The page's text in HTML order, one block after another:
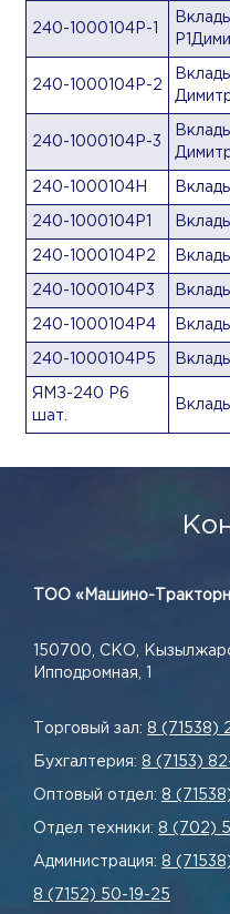
240-1000104Р-1
240-1000104Р-2
240-1000104Р-3
240-1000104Н
240-1000104Р1
240-1000104Р2
240-1000104Р3
240-1000104Р4
240-1000104Р5
ЯМЗ-240 Р6
шат.
ТОО «Машино-
150700, СКО,
Ипподромная, 1
Торговый зал: 8 (71538)
Бухгалтерия: 8 (7153)
Оптовый отдел: 8
Отдел техники: 8 (702)
Администрация: 8
8 (7152) 50-19-25